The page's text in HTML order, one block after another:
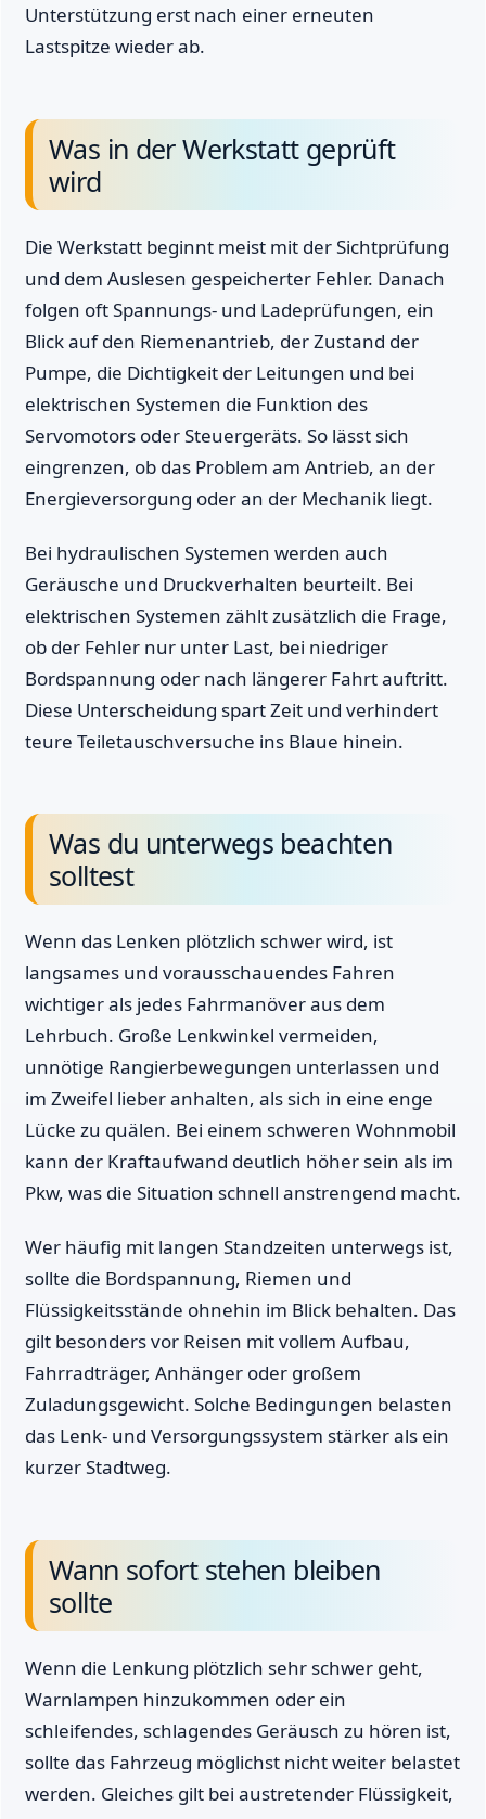
Unterstützung erst nach einer erneuten
Lastspitze wieder ab.
Was in der Werkstatt geprüft
wird
Die Werkstatt beginnt meist mit der Sichtprüfung
und dem Auslesen gespeicherter Fehler. Danach
folgen oft Spannungs- und Ladeprüfungen, ein
Blick auf den Riemenantrieb, der Zustand der
Pumpe, die Dichtigkeit der Leitungen und bei
elektrischen Systemen die Funktion des
Servomotors oder Steuergeräts. So lässt sich
eingrenzen, ob das Problem am Antrieb, an der
Energieversorgung oder an der Mechanik liegt.
Bei hydraulischen Systemen werden auch
Geräusche und Druckverhalten beurteilt. Bei
elektrischen Systemen zählt zusätzlich die Frage,
ob der Fehler nur unter Last, bei niedriger
Bordspannung oder nach längerer Fahrt auftritt.
Diese Unterscheidung spart Zeit und verhindert
teure Teiletauschversuche ins Blaue hinein.
Was du unterwegs beachten
solltest
Wenn das Lenken plötzlich schwer wird, ist
langsames und vorausschauendes Fahren
wichtiger als jedes Fahrmanöver aus dem
Lehrbuch. Große Lenkwinkel vermeiden,
unnötige Rangierbewegungen unterlassen und
im Zweifel lieber anhalten, als sich in eine enge
Lücke zu quälen. Bei einem schweren Wohnmobil
kann der Kraftaufwand deutlich höher sein als im
Pkw, was die Situation schnell anstrengend macht.
Wer häufig mit langen Standzeiten unterwegs ist,
sollte die Bordspannung, Riemen und
Flüssigkeitsstände ohnehin im Blick behalten. Das
gilt besonders vor Reisen mit vollem Aufbau,
Fahrradträger, Anhänger oder großem
Zuladungsgewicht. Solche Bedingungen belasten
das Lenk- und Versorgungssystem stärker als ein
kurzer Stadtweg.
Wann sofort stehen bleiben
sollte
Wenn die Lenkung plötzlich sehr schwer geht,
Warnlampen hinzukommen oder ein
schleifendes, schlagendes Geräusch zu hören ist,
sollte das Fahrzeug möglichst nicht weiter belastet
werden. Gleiches gilt bei austretender Flüssigkeit,